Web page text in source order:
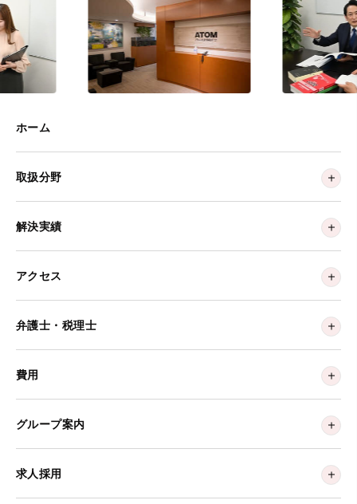
ホーム
取扱分野
解決実績
アクセス
弁護士・税理士
費用
グループ案内
求人採用